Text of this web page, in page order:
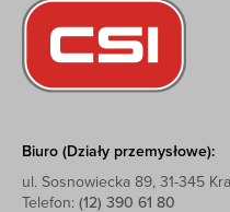
Biuro (Działy przemysłowe):
ul. Sosnowiecka 89, 31-345
Telefon: (12) 390 61 80